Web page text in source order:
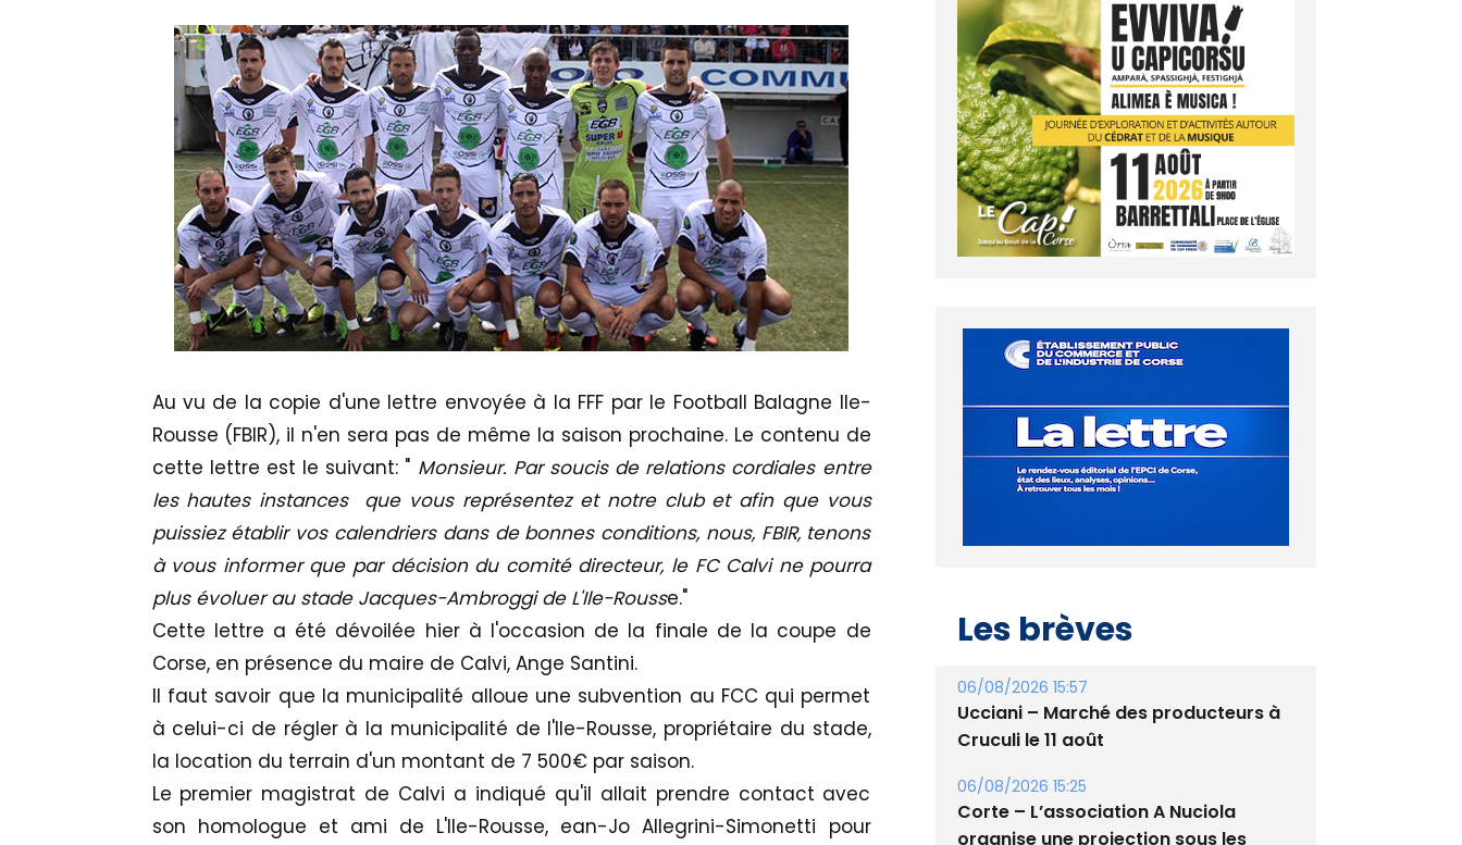
Au vu de la copie d'une lettre envoyée à la FFF par le Football Balagne Ile-
Rousse (FBIR), il n'en sera pas de même la saison prochaine. Le contenu de
cette lettre est le suivant: " Monsieur. Par soucis de relations cordiales entre
les hautes instances que vous représentez et notre club et afin que vous
puissiez établir vos calendriers dans de bonnes conditions, nous, FBIR, tenons
à vous informer que par décision du comité directeur, le FC Calvi ne pourra
plus évoluer au stade Jacques-Ambroggi de L'Ile-Rousse."
Cette lettre a été dévoilée hier à l'occasion de la finale de la coupe de
Corse, en présence du maire de Calvi, Ange Santini.
Il faut savoir que la municipalité alloue une subvention au FCC qui permet
à celui-ci de régler à la municipalité de l'Ile-Rousse, propriétaire du stade,
la location du terrain d'un montant de 7 500€ par saison.
Le premier magistrat de Calvi a indiqué qu'il allait prendre contact avec
son homologue et ami de L'Ile-Rousse, ean-Jo Allegrini-Simonetti pour
Les brèves
06/08/2026 15:57
Ucciani – Marché des producteurs à
Cruculi le 11 août
06/08/2026 15:25
Corte – L’association A Nuciola
organise une projection sous les